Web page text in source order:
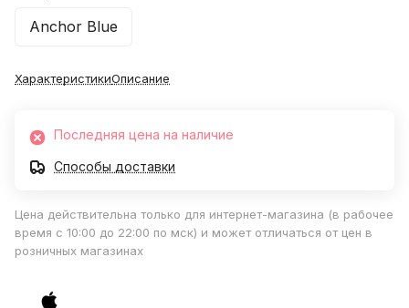
Anchor Blue
ХарактеристикиОписание
Последняя цена на наличие
Способы доставки
Цена действительна только для интернет-магазина (в рабочее
время с 10:00 до 22:00 по мск) и может отличаться от цен в
розничных магазинах